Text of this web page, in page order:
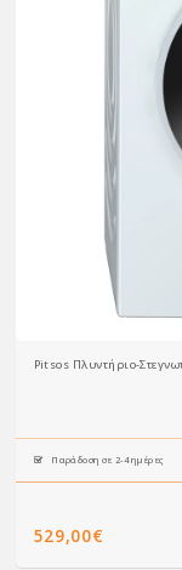
Pitsos Πλυντήριο-
Παράδοση σε 2-4 ημέρες
529,00€